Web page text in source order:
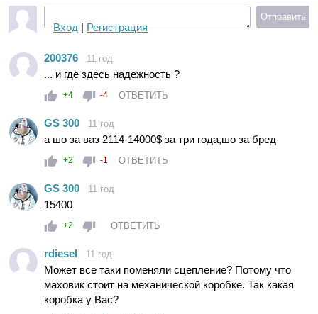
Вход|Регистрация
Отправить
200376 11 год
... и где здесь надежность ?
+4 -4 ОТВЕТИТЬ
GS 300 11 год
а шо за ваз 2114-14000$ за три года,шо за бред
+2 -1 ОТВЕТИТЬ
GS 300 11 год
15400
+2 ОТВЕТИТЬ
rdiesel 11 год
Может все таки поменяли сцепление? Потому что
маховик стоит на механической коробке. Так какая
коробка у Вас?